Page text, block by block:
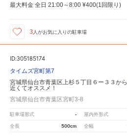
最大料金 全日 21:00～8:00 ¥400(1回限り)
3 人がお気に入りの駐車場
ID:305185174
タイムズ宮町第7
宮城県仙台市青葉区上杉５丁目６ー３３から
近くてオススメ！
宮城県仙台市青葉区宮町3-8
駐車場形式 - 屋内外形式
全長 500cm 全幅